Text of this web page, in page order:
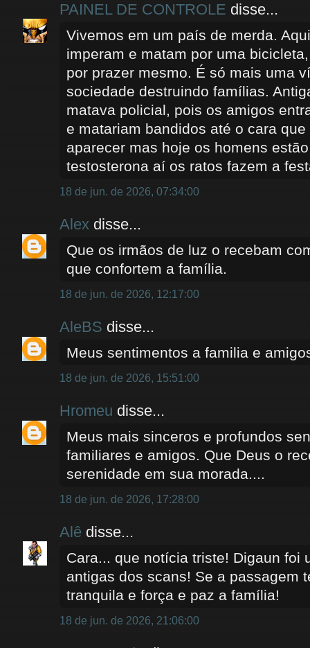
PAINEL DE CONTROLE disse...
Vivemos em um país de merda.
imperam e matam por uma
por prazer mesmo. É só mais uma
sociedade destruindo famílias.
matava policial, pois os amigos
e matariam bandidos até o cara
aparecer mas hoje os homens
testosterona aí os ratos fazem a
18 de jun. de 2026, 07:34:00
Alex disse...
Que os irmãos de luz o recebam
que confortem a família.
18 de jun. de 2026, 12:17:00
AleBS disse...
Meus sentimentos a familia e
18 de jun. de 2026, 15:51:00
Hromeu disse...
Meus mais sinceros e profundos
familiares e amigos. Que Deus o
serenidade em sua morada....
18 de jun. de 2026, 17:28:00
Alê disse...
Cara... que notícia triste! Digaun foi
antigas dos scans! Se a passagem
tranquila e força e paz a família!
18 de jun. de 2026, 21:06:00